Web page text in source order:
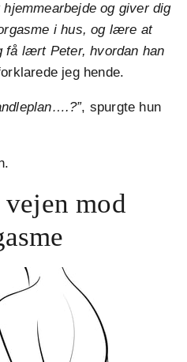
og giver dig
i hus, og lære at
få lært Peter, hvordan han
jeg hende.
, spurgte hun
mod